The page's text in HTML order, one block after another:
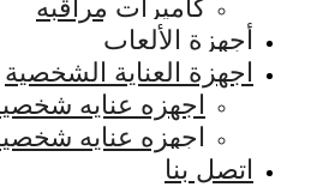
كاميرات مراقبه
أجهزة الألعاب
اجهزة العناية الشخصية
اجهزه عنايه
اجهزه عنايه
اتصل بنا